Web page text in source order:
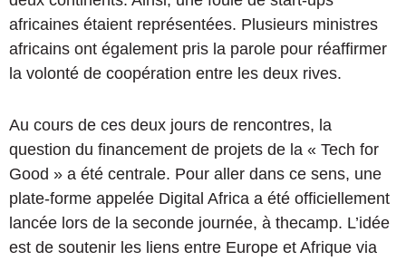
africaines étaient représentées. Plusieurs ministres
africains ont également pris la parole pour réaffirmer
la volonté de coopération entre les deux rives.
Au cours de ces deux jours de rencontres, la
question du financement de projets de la « Tech for
Good » a été centrale. Pour aller dans ce sens, une
plate-forme appelée Digital Africa a été officiellement
lancée lors de la seconde journée, à thecamp. L’idée
est de soutenir les liens entre Europe et Afrique via